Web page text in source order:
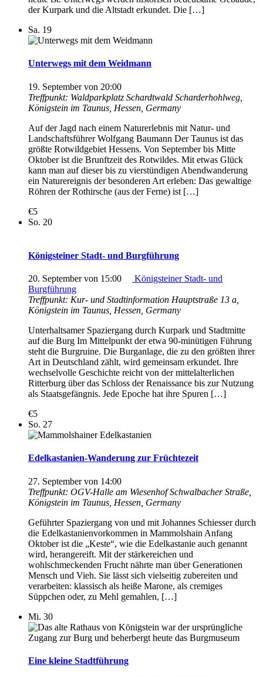
der Kurpark und die Altstadt erkundet. Die […]
Sa. 19
Unterwegs mit dem Weidmann
19. September von 20:00
Treffpunkt: Waldparkplatz Schardtwald Scharderhohlweg,
Königstein im Taunus, Hessen, Germany
Auf der Jagd nach einem Naturerlebnis mit Natur- und
Landschaftsführer Wolfgang Baumann Der Taunus ist das
größte Rotwildgebiet Hessens. Von September bis Mitte
Oktober ist die Brunftzeit des Rotwildes. Mit etwas Glück
kann man auf dieser bis zu vierstündigen Abendwanderung
ein Naturereignis der besonderen Art erleben: Das gewaltige
Röhren der Rothirsche (aus der Ferne) ist […]
€5
So. 20
Königsteiner Stadt- und Burgführung
20. September von 15:00
Königsteiner Stadt- und
Burgführung
Treffpunkt: Kur- und Stadtinformation Hauptstraße 13 a,
Königstein im Taunus, Hessen, Germany
Unterhaltsamer Spaziergang durch Kurpark und Stadtmitte
auf die Burg Im Mittelpunkt der etwa 90-minütigen Führung
steht die Burgruine. Die Burganlage, die zu den größten ihrer
Art in Deutschland zählt, wird gemeinsam erkundet. Ihre
wechselvolle Geschichte reicht von der mittelalterlichen
Ritterburg über das Schloss der Renaissance bis zur Nutzung
als Staatsgefängnis. Jede Epoche hat ihre Spuren […]
€5
So. 27
Edelkastanien-Wanderung zur Früchtezeit
27. September von 14:00
Treffpunkt: OGV-Halle am WiesenhofSchwalbacher Straße,
Königstein im Taunus, Hessen, Germany
Geführter Spaziergang von und mit Johannes Schiesser durch
die Edelkastanienvorkommen in Mammolshain Anfang
Oktober ist die „Keste“, wie die Edelkastanie auch genannt
wird, herangereift. Mit der stärkereichen und
wohlschmeckenden Frucht nährte man über Generationen
Mensch und Vieh. Sie lässt sich vielseitig zubereiten und
verarbeiten: klassisch als heiße Marone, als cremiges
Süppchen oder, zu Mehl gemahlen, […]
Mi. 30
Eine kleine Stadtführung